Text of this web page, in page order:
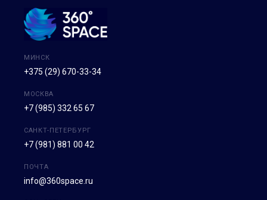
МИНСК
+375 (29) 670-33-34
МОСКВА
+7 (985) 332 65 67
САНКТ-ПЕТЕРБУРГ
+7 (981) 881 00 42
ПОЧТА
info@360space.ru